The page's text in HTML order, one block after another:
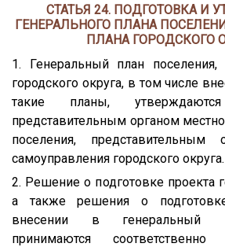
СТАТЬЯ 24. ПОДГОТОВКА И
ГЕНЕРАЛЬНОГО ПЛАНА
ПЛАНА ГОРОДСКОГО
1. Генеральный план поселения,
городского округа, в том числе
такие планы, утверждаются
представительным органом
поселения, представительным
самоуправления городского округа.
2. Решение о подготовке проекта
а также решения о
внесении в генеральный
принимаются